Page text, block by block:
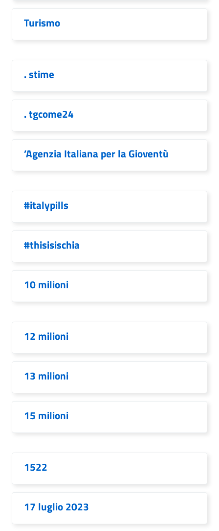
Turismo
. stime
. tgcome24
’Agenzia Italiana per la Gioventù
#italypills
#thisisischia
10 milioni
12 milioni
13 milioni
15 milioni
1522
17 luglio 2023